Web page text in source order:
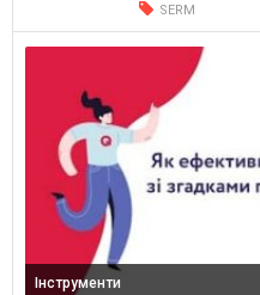
SERM
Інструменти